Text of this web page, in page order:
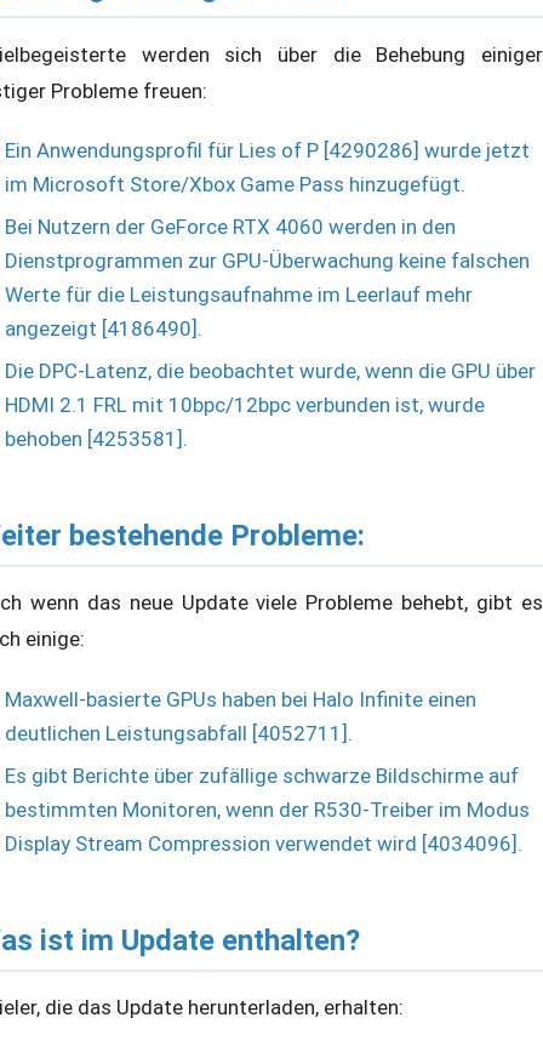
werden sich über die Behebung einiger
Probleme freuen:
Ein Anwendungsprofil für Lies of P [4290286] wurde jetzt
im Microsoft Store/Xbox Game Pass hinzugefügt.
Bei Nutzern der GeForce RTX 4060 werden in den
Dienstprogrammen zur GPU-Überwachung keine falschen
Werte für die Leistungsaufnahme im Leerlauf mehr
angezeigt [4186490].
Die DPC-Latenz, die beobachtet wurde, wenn die GPU über
HDMI 2.1 FRL mit 10bpc/12bpc verbunden ist, wurde
behoben [4253581].
bestehende Probleme:
wenn das neue Update viele Probleme behebt, gibt es
einige:
Maxwell-basierte GPUs haben bei Halo Infinite einen
deutlichen Leistungsabfall [4052711].
Es gibt Berichte über zufällige schwarze Bildschirme auf
bestimmten Monitoren, wenn der R530-Treiber im Modus
Display Stream Compression verwendet wird [4034096].
ist im Update enthalten?
die das Update herunterladen, erhalten: